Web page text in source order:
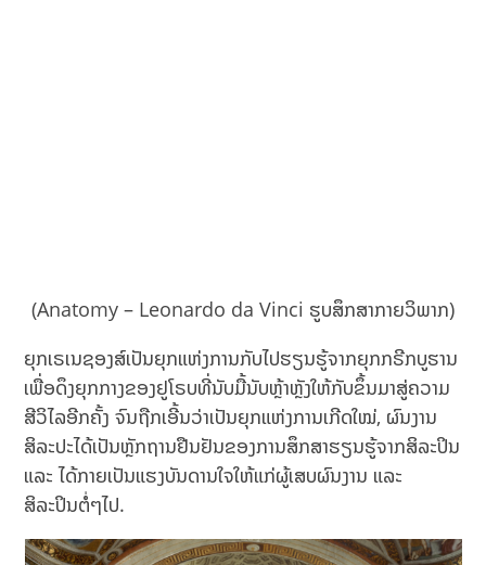
(Anatomy – Leonardo da Vinci ຮູບສຶກສາກາຍວິພາກ)
ຍຸກເຣເນຊອງສ໌ເປັນຍຸກແຫ່ງການກັບໄປຮຽນຮູ້ຈາກຍຸກກຣີກບູຮານ
ເພື່ອດຶງຍຸກກາງຂອງຢູໂຣບທີ່ນັບມື້ນັບຫຼ້າຫຼັງໃຫ້ກັບຂຶ້ນມາສູ່ຄວາມ
ສີວິໄລອີກຄັ້ງ ຈົນຖືກເອີ້ນວ່າເປັນຍຸກແຫ່ງການເກີດໃໝ່, ຜົນງານ
ສິລະປະໄດ້ເປັນຫຼັກຖານຢືນຢັນຂອງການສຶກສາຮຽນຮູ້ຈາກສິລະປິນ
ແລະ ໄດ້ກາຍເປັນແຮງບັນດານໃຈໃຫ້ແກ່ຜູ້ເສບຜົນງານ ແລະ
ສິລະປິນຕໍ່ໆໄປ.